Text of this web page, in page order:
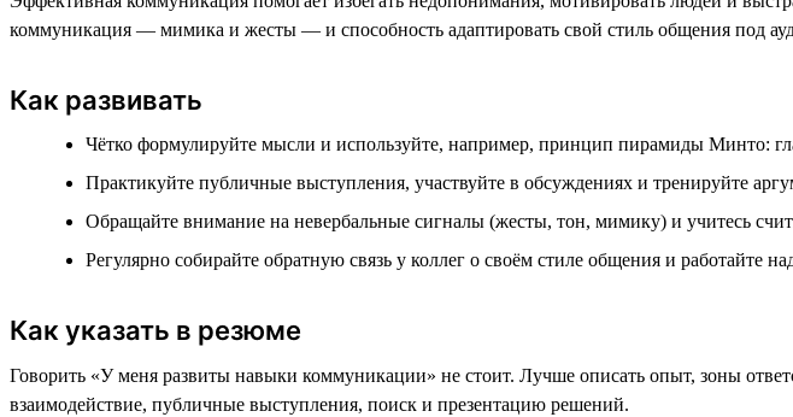
коммуникация — мимика и жесты — и способность адаптировать свой стиль общения под
Как развивать
Чётко формулируйте мысли и используйте, например, принцип пирамиды Минто:
Практикуйте публичные выступления, участвуйте в обсуждениях и тренируйте
Обращайте внимание на невербальные сигналы (жесты, тон, мимику) и учитесь
Регулярно собирайте обратную связь у коллег о своём стиле общения и работайте
Как указать в резюме
Говорить «У меня развиты навыки коммуникации» не стоит. Лучше описать опыт, зоны
взаимодействие, публичные выступления, поиск и презентацию решений.